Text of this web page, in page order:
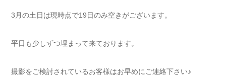
3月の土日は現時点で19日のみ空きがございます。
平日も少しずつ埋まって来ております。
撮影をご検討されているお客様はお早めにご連絡下さい♪